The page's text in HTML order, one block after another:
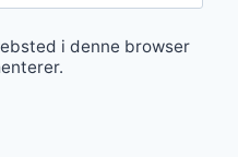
i denne browser